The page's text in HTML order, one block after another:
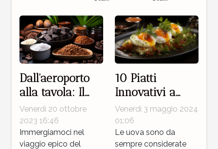
Dall'aeroporto
alla tavola: Il
viaggio epico
del cacao
Venerdì 20 ottobre
2023 16:46
Immergiamoci nel
viaggio epico del
10 Piatti
Innovativi a
Base di Uova
per Sorprendere
i Tuoi Ospiti
Venerdì 3 maggio 2024
01:06
Le uova sono da
sempre considerate